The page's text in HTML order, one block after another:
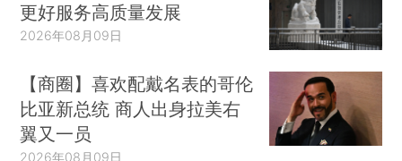
更好服务高质量发展
2026年08月09日
【商圈】喜欢配戴名表的哥伦
比亚新总统 商人出身拉美右
翼又一员
2026年08月09日